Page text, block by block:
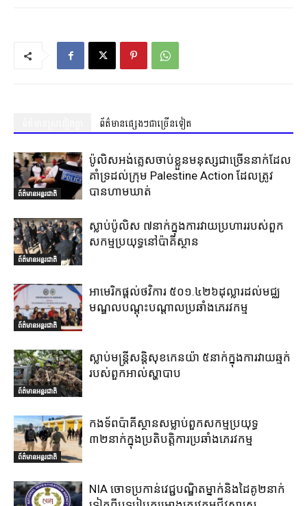
ព័ត៌មានផ្សេងៗជាច្រើនទៀត
ព័ត៌មានអន្តរជាតិ
ប៉ូលិសអង់គ្លេសចាប់ខ្លួនមនុស្សជាច្រើននាក់ដែល
គាំទ្រដល់ក្រុម Palestine Action ដែលត្រូវ
បានហាមឃាត់
ព័ត៌មានអន្តរជាតិ
ស្លាប់ប៉ូលិស ៧នាក់ក្នុងការវាយប្រហាររបស់ពួក
សកម្មប្រយុទ្ធនៅប៉ាគីស្ថាន
ព័ត៌មានអន្តរជាតិ
អាមេរិកផ្តល់ថវិការ ៥០១.៤២៦ដុល្លារដល់មជ្ឈ
មណ្ឌលបណ្តុះបណ្តាលប្រឆាំងភេរវកម្ម
ព័ត៌មានអន្តរជាតិ
ស្លាប់មន្ត្រីសន្តិសុខកេនយ៉ា ៥នាក់ក្នុងការវាយឆ្មក់
របស់ពួកអាល់ស្ហាបាប
ព័ត៌មានអន្តរជាតិ
កងទ័ពប៉ាគីស្ថានសម្លាប់ពួកសកម្មប្រយុទ្ធ
៣២នាក់ក្នុងប្រតិបត្តិការប្រឆាំងភេរវកម្ម
NIA ចោទប្រកាន់វេជ្ជបណ្ឌិតម្នាក់និងដៃគូ២នាក់